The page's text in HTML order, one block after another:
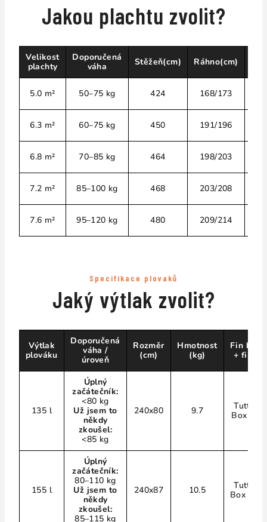
Jakou plachtu zvolit?
Velikost
plachty
Doporučená
váha
Stěžeň(cm) Ráhno(cm)
5.0 m² 50–75 kg 424 168/173
6.3 m² 60–75 kg 450 191/196
6.8 m² 70–85 kg 464 198/203
7.2 m² 85–100 kg 468 203/208
7.6 m² 95–120 kg 480 209/214
Specifikace plovaků
Jaký výtlak zvolit?
Výtlak
plováku
Doporučená
váha /
úroveň
Rozměr
(cm)
Hmotnost
(kg)
Fin box
+ fina
135 l
Úplný
začátečník:
<80 kg
Už jsem to
někdy
zkoušel:
<85 kg
240x80 9.7
Tuttle
Box 44
155 l
Úplný
začátečník:
80–110 kg
Už jsem to
někdy
zkoušel:
85–115 kg
240x87 10.5
Tuttle
Box